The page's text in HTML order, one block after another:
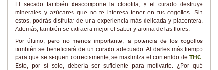
El secado también descompone la clorofila, y el curado destruye
minerales y azúcares que no te interesa tener en tus cogollos. Sin
estos, podrás disfrutar de una experiencia más delicada y placentera.
Además, también se extraerá mejor el sabor y aroma de las flores.
Por último, pero no menos importante, la potencia de los cogollos
también se beneficiará de un curado adecuado. Al darles más tiempo
para que se sequen correctamente, se maximiza el contenido de THC.
Esto, por sí solo, debería ser suficiente para motivarte. ¿Por qué